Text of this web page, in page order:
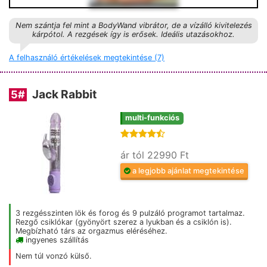
Nem szántja fel mint a BodyWand vibrátor, de a vízálló kivitelezés
kárpótol. A rezgések így is erősek. Ideális utazásokhoz.
A felhasználó értékelések megtekintése (7)
5# Jack Rabbit
multi-funkciós
ár tól 22990 Ft
a legjobb ajánlat megtekintése
3 rezgésszinten lök és forog és 9 pulzáló programot tartalmaz.
Rezgő csiklókar (gyönyört szerez a lyukban és a csiklón is).
Megbízható társ az orgazmus eléréséhez.
ingyenes szállítás
Nem túl vonzó külső.